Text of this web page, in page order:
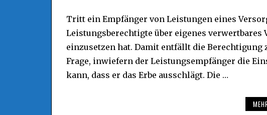
Tritt ein Empfänger von Leistungen eines
Leistungsberechtigte über eigenes verwertbares
einzusetzen hat. Damit entfällt die Berechtigung
Frage, inwiefern der Leistungsempfänger die
kann, dass er das Erbe ausschlägt. Die …